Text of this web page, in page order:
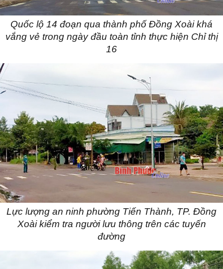
Quốc lộ 14 đoạn qua thành phố Đồng Xoài khá
vắng vẻ trong ngày đầu toàn tỉnh thực hiện Chỉ thị
16
Lực lượng an ninh phường Tiến Thành, TP. Đồng
Xoài kiểm tra người lưu thông trên các tuyến
đường